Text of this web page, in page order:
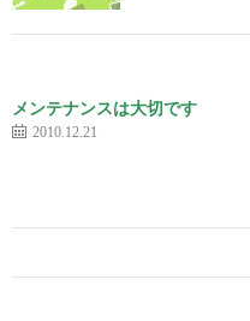
メンテナンスは大切です
2010.12.21